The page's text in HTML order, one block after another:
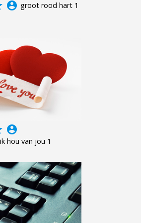
account_circle groot rood hart 1
account_circle
hou van jou 1